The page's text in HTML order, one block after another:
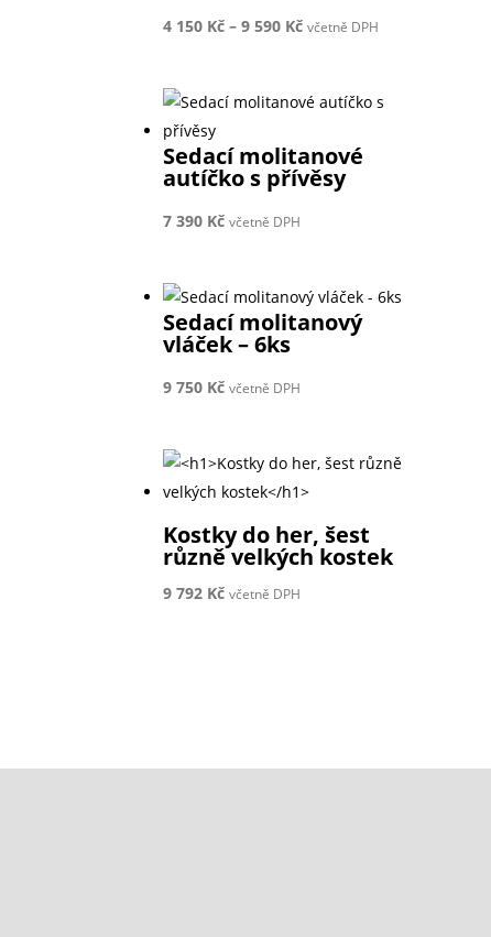
4 150 Kč – 9 590 KčRozpětí
150 Kč
9
590 Kč
včetně DPH
Sedací molitanové
autíčko s přívěsy
7 390 Kč včetně DPH
Sedací molitanový
vláček – 6ks
9 750 Kč včetně DPH
Kostky do her, šest
různě velkých kostek
9 792 Kč včetně DPH